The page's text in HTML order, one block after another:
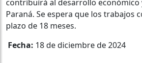
contribuirá al desarrollo económico
Paraná. Se espera que los trabajos
plazo de 18 meses.
Fecha: 18 de diciembre de 2024